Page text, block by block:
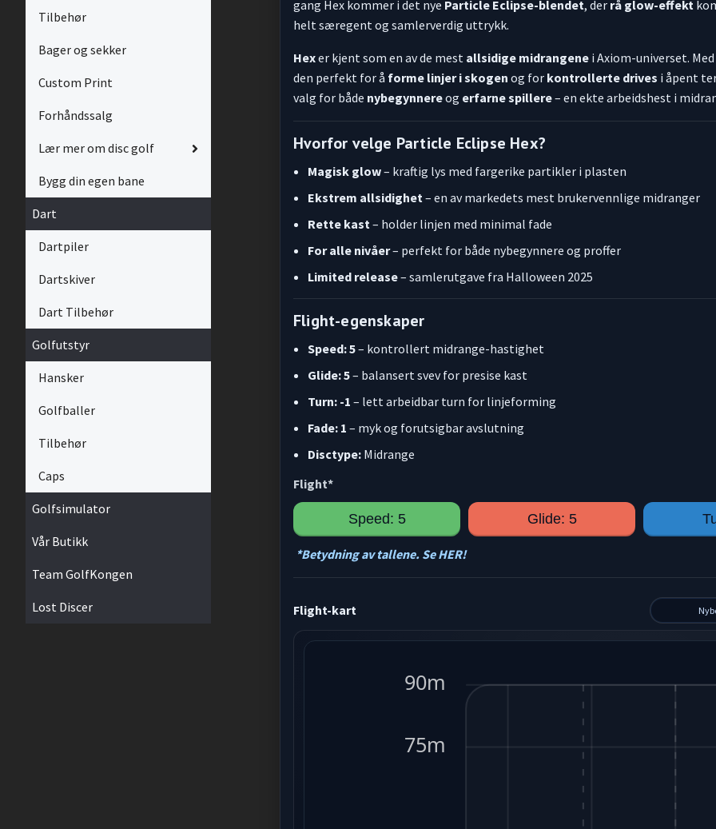
Tilbehør
Bager og sekker
Custom Print
Forhåndssalg
Lær mer om disc golf
Bygg din egen bane
Dart
Dartpiler
Dartskiver
Dart Tilbehør
Golfutstyr
Hansker
Golfballer
Tilbehør
Caps
Golfsimulator
Vår Butikk
Team GolfKongen
Lost Discer
gang Hex kommer i det nye Particle Eclipse-blendet, der rå glow-effekt
helt særegent og samlerverdig uttrykk.
Hexer kjent som en av de mest allsidige midrangene i Axiom-universet.
den perfekt for å forme linjer i skogen og for kontrollerte drives i åpent
valg for både nybegynnereog erfarne spillere– en ekte arbeidshest i
Hvorfor velge Particle Eclipse Hex?
Magisk glow– kraftig lys med fargerike partikler i plasten
Ekstrem allsidighet – en av markedets mest brukervennlige midranger
Rette kast – holder linjen med minimal fade
For alle nivåer– perfekt for både nybegynnere og proffer
Limited release– samlerutgave fra Halloween 2025
Flight-egenskaper
Speed: 5– kontrollert midrange-hastighet
Glide: 5– balansert svev for presise kast
Turn: -1 – lett arbeidbar turn for linjeforming
Fade: 1 – myk og forutsigbar avslutning
Disctype: Midrange
Flight*
Speed: 5 Glide: 5
*Betydning av tallene. Se HER!
Flight-kart
75m
90m